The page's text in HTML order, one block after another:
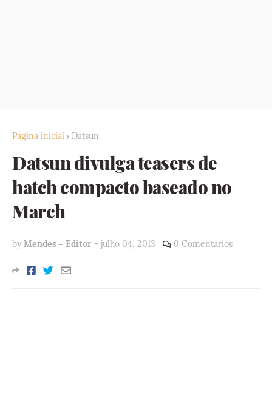
Página inicial Datsun
Datsun divulga teasers de
hatch compacto baseado no
March
by Mendes - Editor - julho 04, 2013 0 Comentários